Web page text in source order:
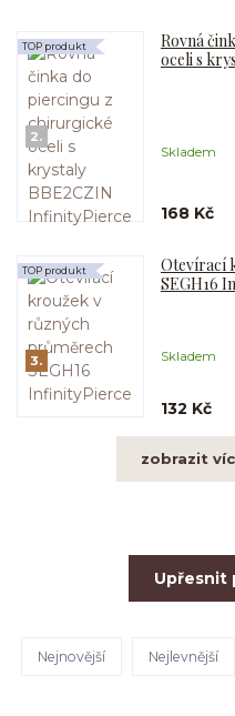
2.
Rovná
oceli s
Skladem
TOP produkt
168 Kč
3.
Otevírací
SEGH16
Skladem
TOP produkt
132 Kč
zobrazit
Upřesnit
Nejnovější Nejlevnější